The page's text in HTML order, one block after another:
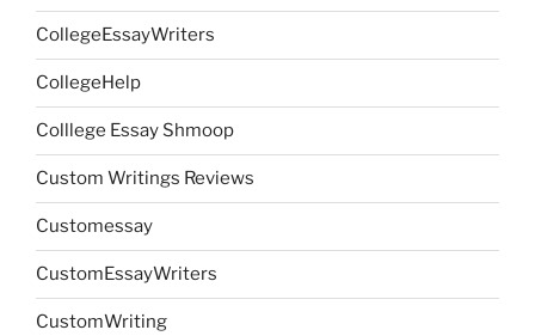
CollegeEssayWriters
CollegeHelp
Colllege Essay Shmoop
Custom Writings Reviews
Customessay
CustomEssayWriters
CustomWriting